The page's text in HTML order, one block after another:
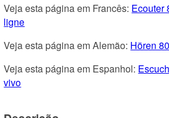
Veja esta página em Francês: Ecouter
ligne
Veja esta página em Alemão: Hören
Veja esta página em Espanhol:
vivo